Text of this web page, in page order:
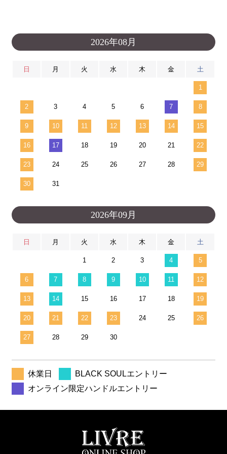
2026年08月
日 月 火 水 木 金 土
1
2 3 4 5 6 7 8
9 10 11 12 13 14 15
16 17 18 19 20 21 22
23 24 25 26 27 28 29
30 31
2026年09月
日 月 火 水 木 金 土
1 2 3 4 5
6 7 8 9 10 11 12
13 14 15 16 17 18 19
20 21 22 23 24 25 26
27 28 29 30
休業日
BLACK SOULエントリー
オンライン限定ハンドルエントリー